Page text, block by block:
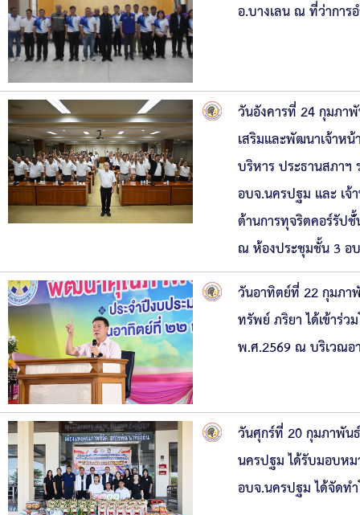
อ.บางเลน ณ ที่ว่าการ
วันอังคารที่ 24 กุมภา
เสริมและพัฒนาเจ้าห
บริหาร ประธานสภาฯ
อบจ.นครปฐม และ เจ้
ต้านการทุจริตคอร์รัป
ณ ห้องประชุมชั้น 3 อ
วันอาทิตย์ที่ 22 กุมภา
ทรัพย์ ภริยา ได้เข้าร่
พ.ศ.2569 ณ บริเวณอ
วันศุกร์ที่ 20 กุมภาพัน
นครปฐม ได้รับมอบห
อบจ.นครปฐม ได้จัดทำ